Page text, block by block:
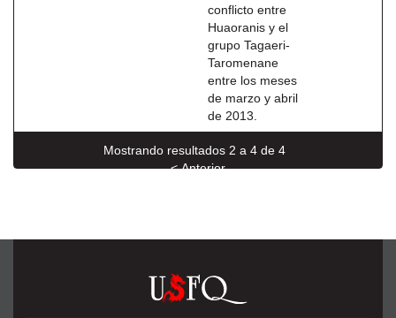
conflicto entre
Huaoranis y el
grupo Tagaeri-
Taromenane
entre los meses
de marzo y abril
de 2013.
Mostrando resultados 2 a 4 de 4
< Anterior